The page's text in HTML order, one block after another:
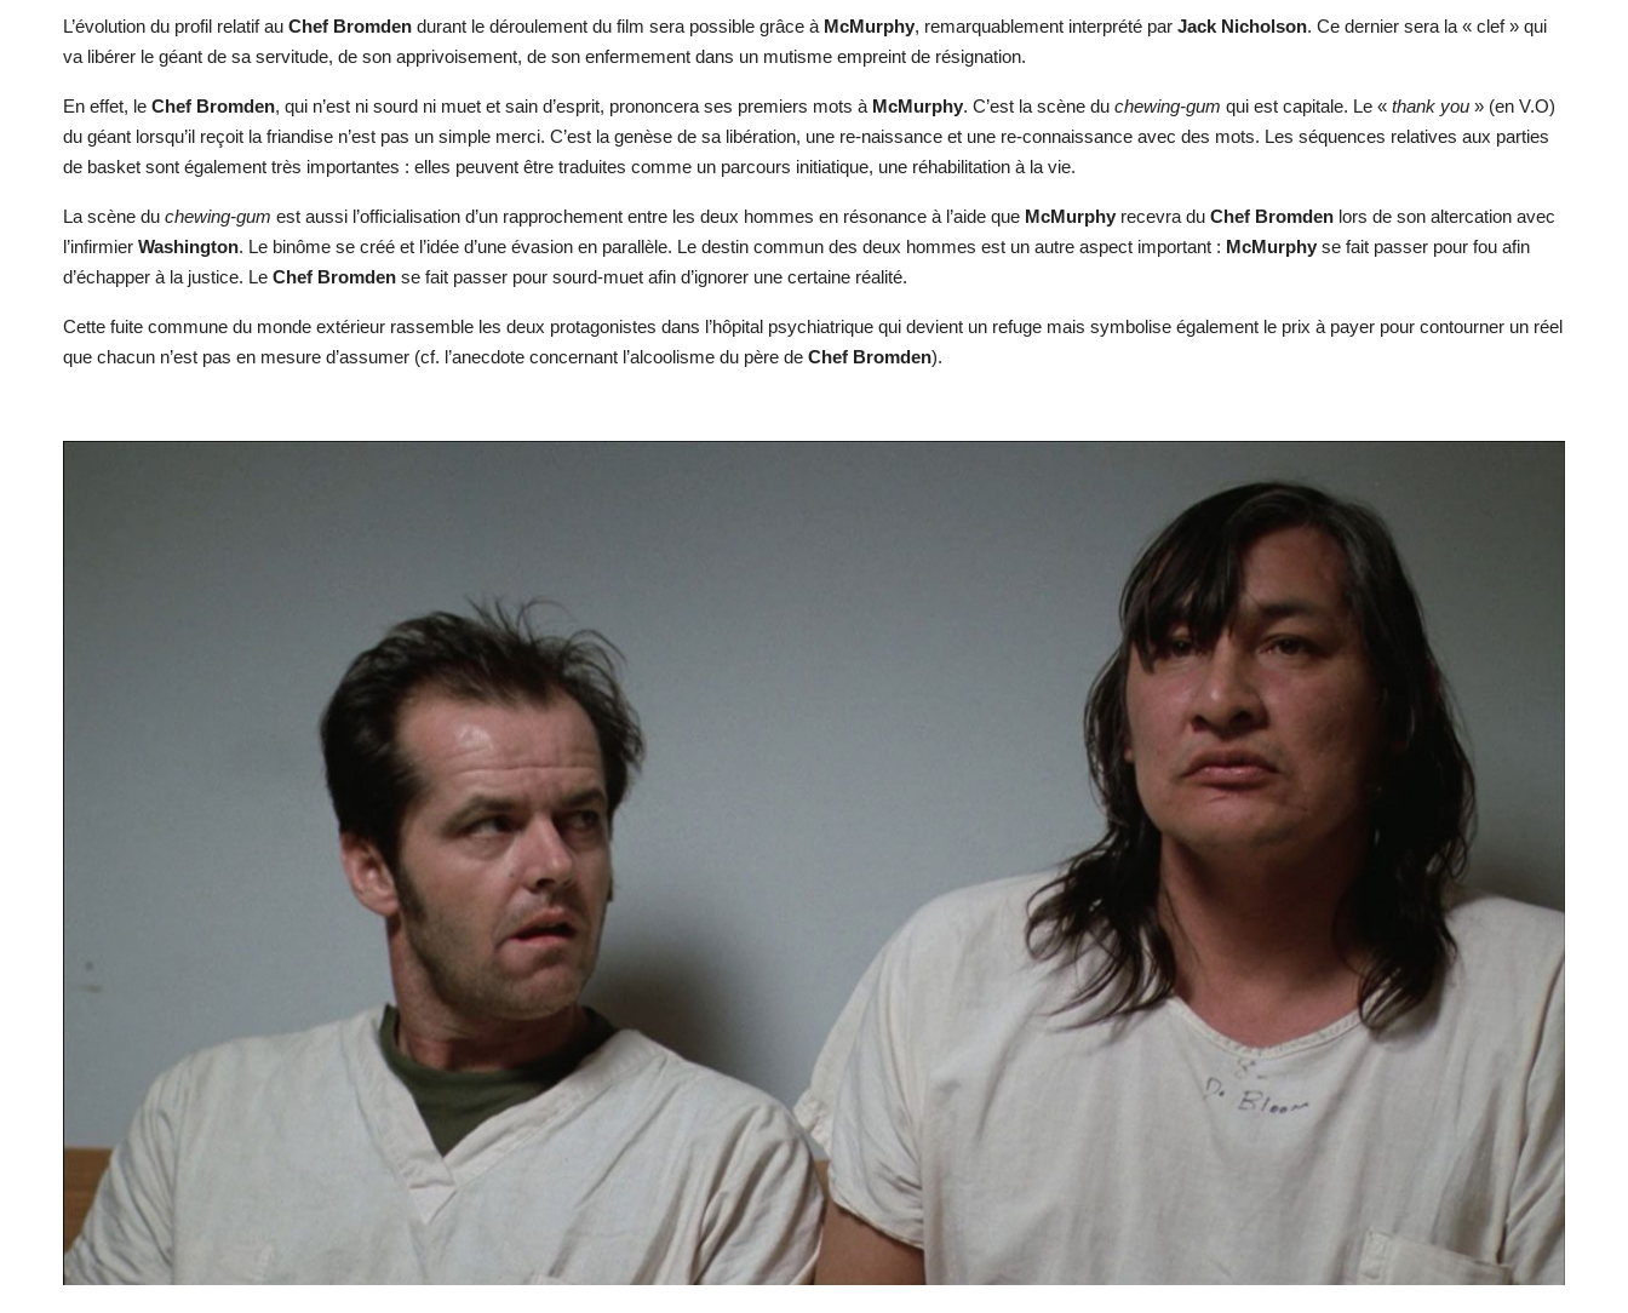
L’évolution du profil relatif au Chef Bromden durant le déroulement du film sera possible grâce à McMurphy, remarquablement interprété par Jack Nicholson. Ce dernier sera la « clef » qui
va libérer le géant de sa servitude, de son apprivoisement, de son enfermement dans un mutisme empreint de résignation.
En effet, le Chef Bromden, qui n’est ni sourd ni muet et sain d’esprit, prononcera ses premiers mots à McMurphy. C’est la scène du chewing-gum qui est capitale. Le « thank you » (en V.O)
du géant lorsqu’il reçoit la friandise n’est pas un simple merci. C’est la genèse de sa libération, une re-naissance et une re-connaissance avec des mots. Les séquences relatives aux parties
de basket sont également très importantes : elles peuvent être traduites comme un parcours initiatique, une réhabilitation à la vie.
La scène du chewing-gum est aussi l’officialisation d’un rapprochement entre les deux hommes en résonance à l’aide que McMurphy recevra du Chef Bromden lors de son altercation avec
l’infirmier Washington. Le binôme se créé et l’idée d’une évasion en parallèle. Le destin commun des deux hommes est un autre aspect important : McMurphy se fait passer pour fou afin
d’échapper à la justice. Le Chef Bromden se fait passer pour sourd-muet afin d’ignorer une certaine réalité.
Cette fuite commune du monde extérieur rassemble les deux protagonistes dans l’hôpital psychiatrique qui devient un refuge mais symbolise également le prix à payer pour contourner un réel
que chacun n’est pas en mesure d’assumer (cf. l’anecdote concernant l’alcoolisme du père de Chef Bromden).